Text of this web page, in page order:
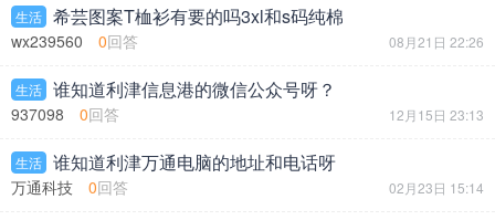
生活 希芸图案T桖衫有要的吗3xl和s码纯棉
wx239560 0回答 08月21日 22:26
生活 谁知道利津信息港的微信公众号呀？
937098 0回答 12月15日 23:13
生活 谁知道利津万通电脑的地址和电话呀
万通科技 0回答 02月23日 15:14